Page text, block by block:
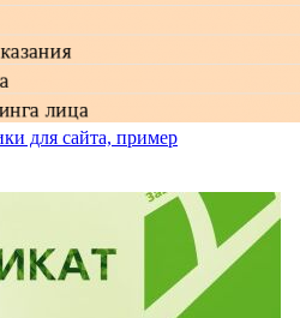
для сайта, пример